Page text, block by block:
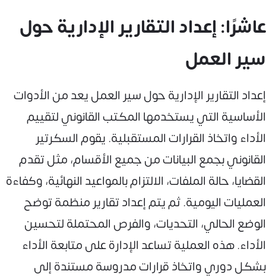
عاشرًا: إعداد التقارير الإدارية حول
سير العمل
إعداد التقارير الإدارية حول سير العمل يعد من الأدوات
الأساسية التي يستخدمها المكتب القانوني لتقييم
الأداء واتخاذ القرارات المستقبلية. يقوم السكرتير
القانوني بجمع البيانات من جميع الأقسام، مثل تقدم
القضايا، حالة الملفات، الالتزام بالمواعيد النهائية، وكفاءة
العمليات اليومية. ثم يتم إعداد تقارير منظمة توضح
الوضع الحالي، التحديات، والفرص المحتملة لتحسين
الأداء. هذه العملية تساعد الإدارة على متابعة الأداء
بشكل دوري واتخاذ قرارات مدروسة مستندة إلى